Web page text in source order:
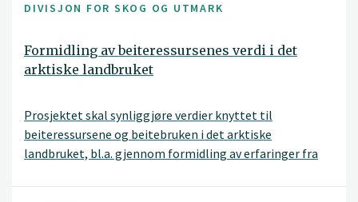
DIVISJON FOR SKOG OG UTMARK
Formidling av beiteressursenes verdi i det
arktiske landbruket
Prosjektet skal synliggjøre verdier knyttet til
beiteressursene og beitebruken i det arktiske
landbruket, bl.a. gjennom formidling av erfaringer fra
Et sentralt delmål er å sette fokus på voksen sau som